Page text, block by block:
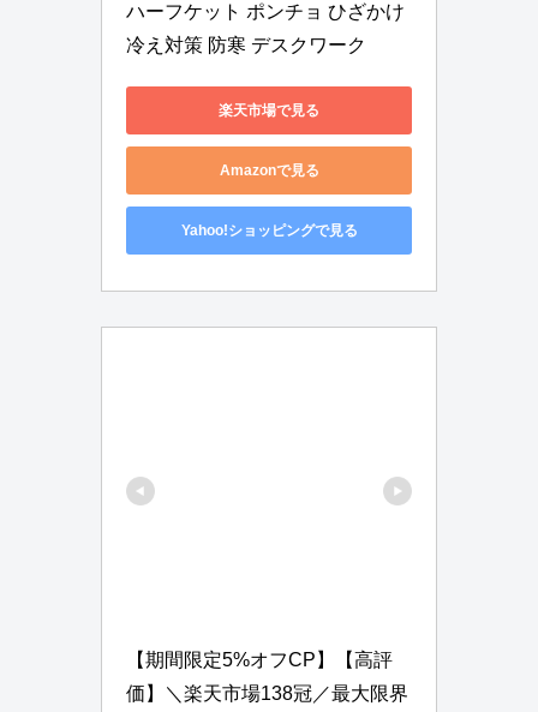
ハーフケット ポンチョ ひざかけ
冷え対策 防寒 デスクワーク
楽天市場で見る
Amazonで見る
Yahoo!ショッピングで見る
【期間限定5%オフCP】【高評
価】＼楽天市場138冠／最大限界